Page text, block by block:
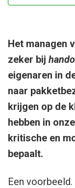
Het managen
zeker bij
eigenaren in
naar
krijgen op de
hebben in
kritische en
bepaalt.
Een